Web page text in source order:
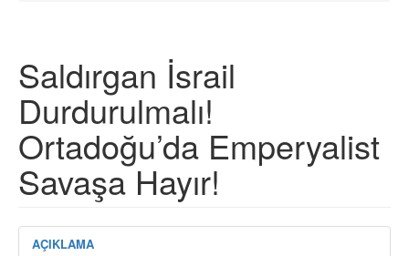
Saldırgan İsrail
Durdurulmalı!
Ortadoğu’da Emperyalist
Savaşa Hayır!
AÇIKLAMA